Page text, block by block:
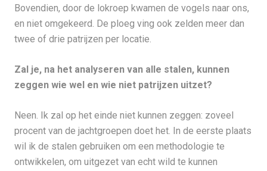
Bovendien, door de lokroep kwamen de vogels naar ons,
en niet omgekeerd. De ploeg ving ook zelden meer dan
twee of drie patrijzen per locatie.
Zal je, na het analyseren van alle stalen, kunnen
zeggen wie wel en wie niet patrijzen uitzet?
Neen. Ik zal op het einde niet kunnen zeggen: zoveel
procent van de jachtgroepen doet het. In de eerste plaats
wil ik de stalen gebruiken om een methodologie te
ontwikkelen, om uitgezet van echt wild te kunnen